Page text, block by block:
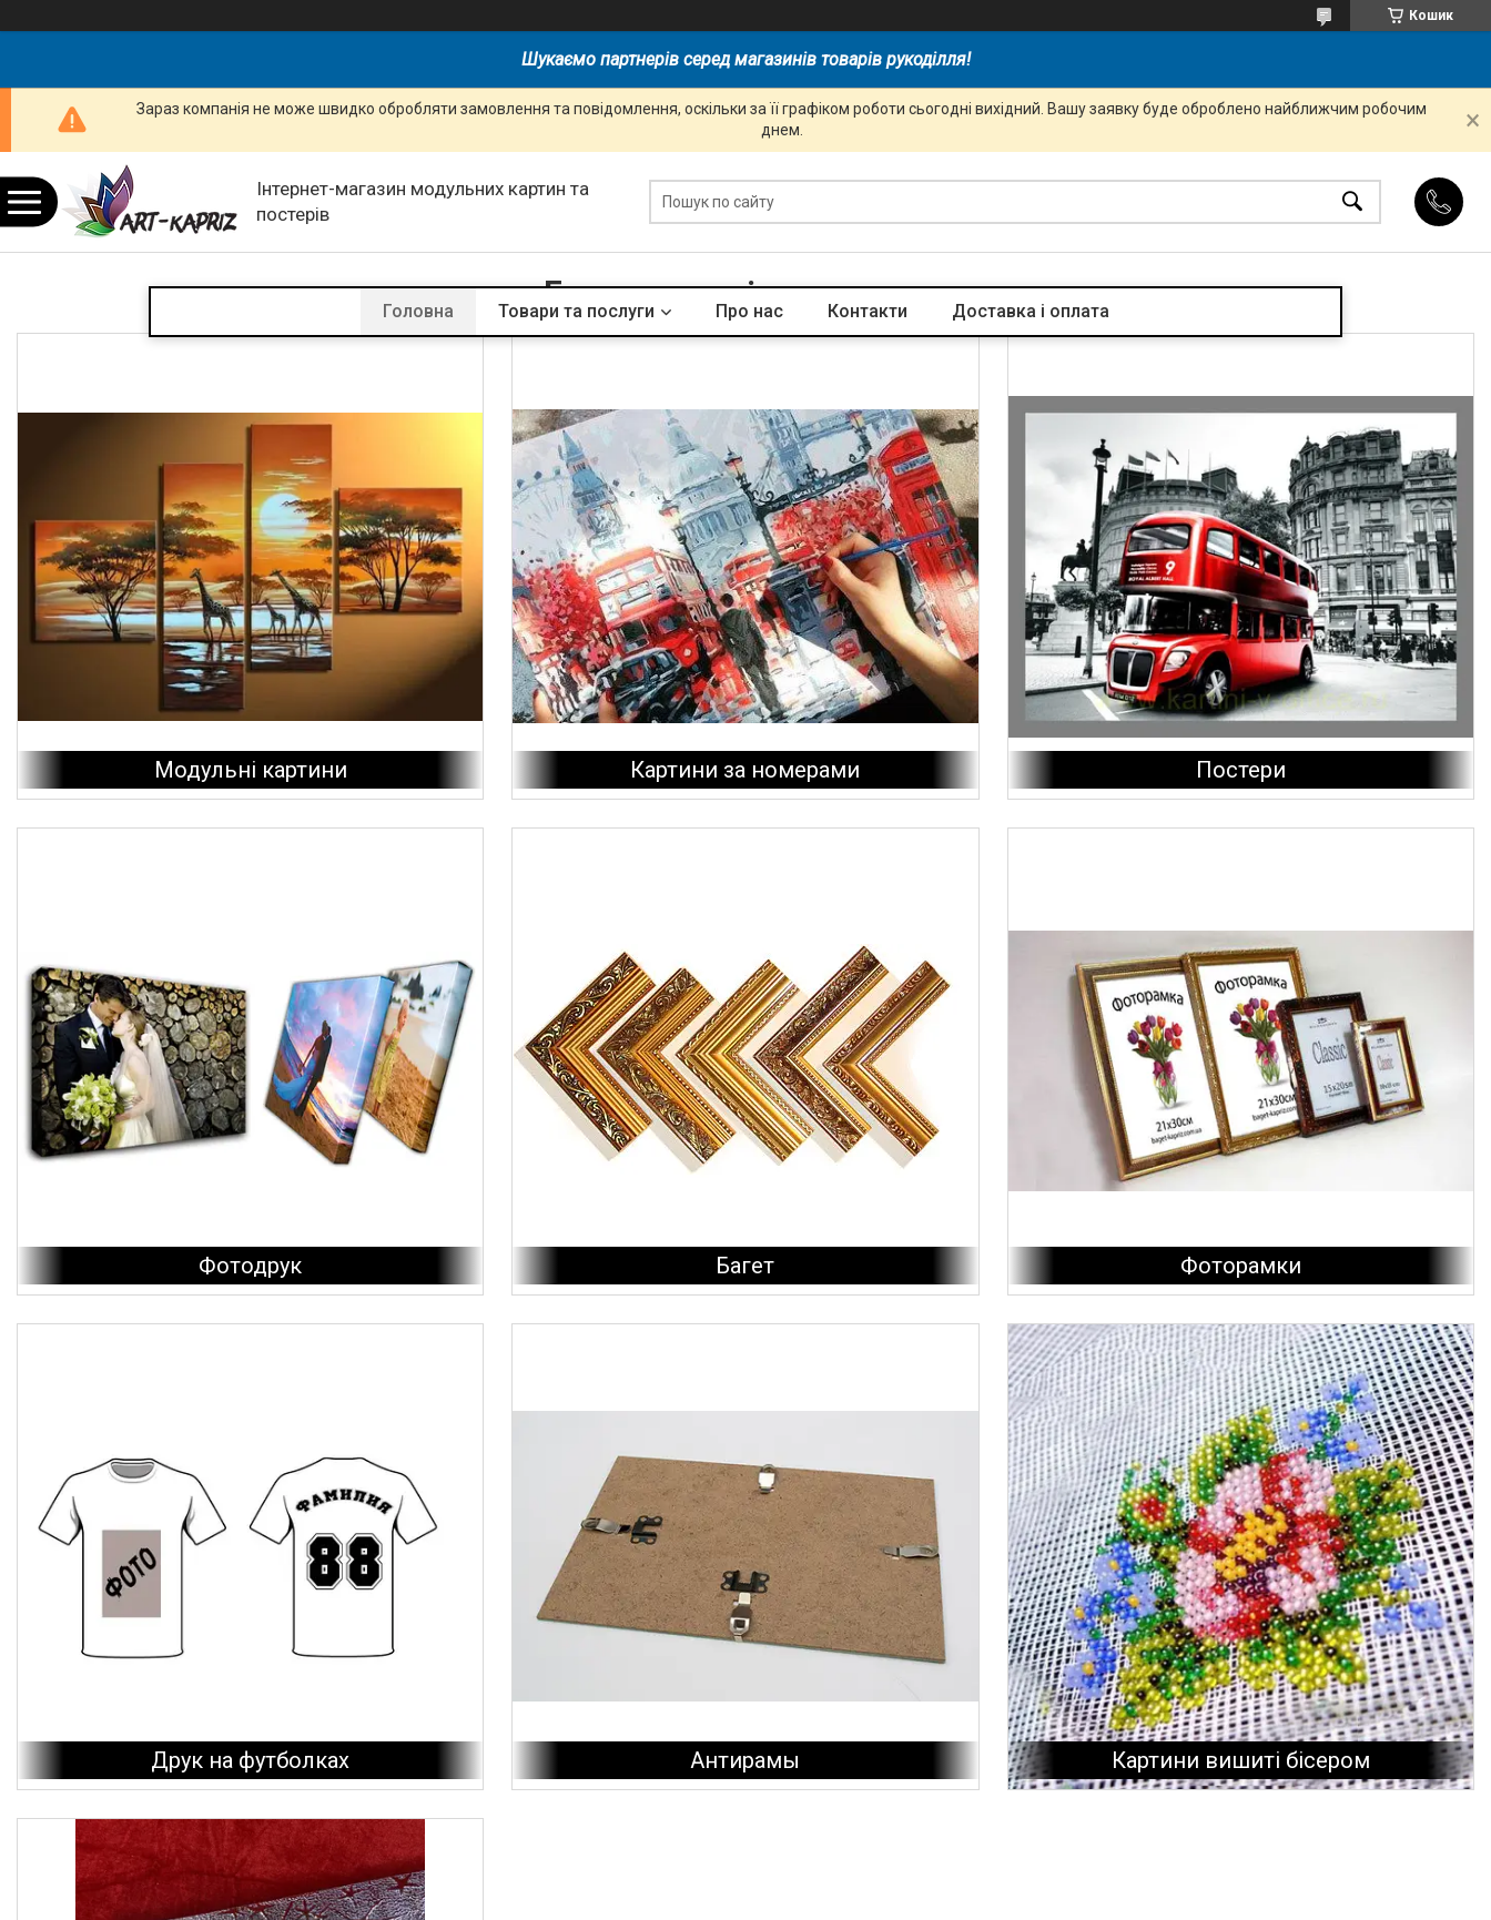
Кошик
Шукаємо партнерів серед магазинів товарів рукоділля!
Зараз компанія не може швидко обробляти замовлення та повідомлення, оскільки за її графіком роботи сьогодні вихідний. Вашу заявку буде оброблено найближчим робочим
днем.
Інтернет-магазин модульних картин та
постерів
Головна Товари та послуги Про нас Контакти Доставка і оплата
Групи товарів та послуг
Модульні картини Картини за номерами Постери
Фотодрук Багет Фоторамки
Друк на футболках Антирамы Картини вишиті бісером